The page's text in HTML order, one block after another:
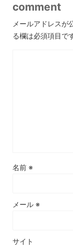
comment
メールアドレスが
る欄は必須項目で
名前 ※
メール ※
サイト